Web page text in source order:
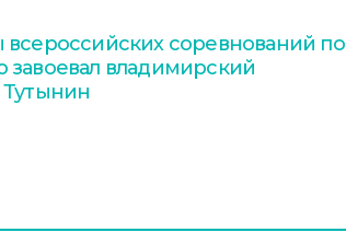
соревнований по
владимирский